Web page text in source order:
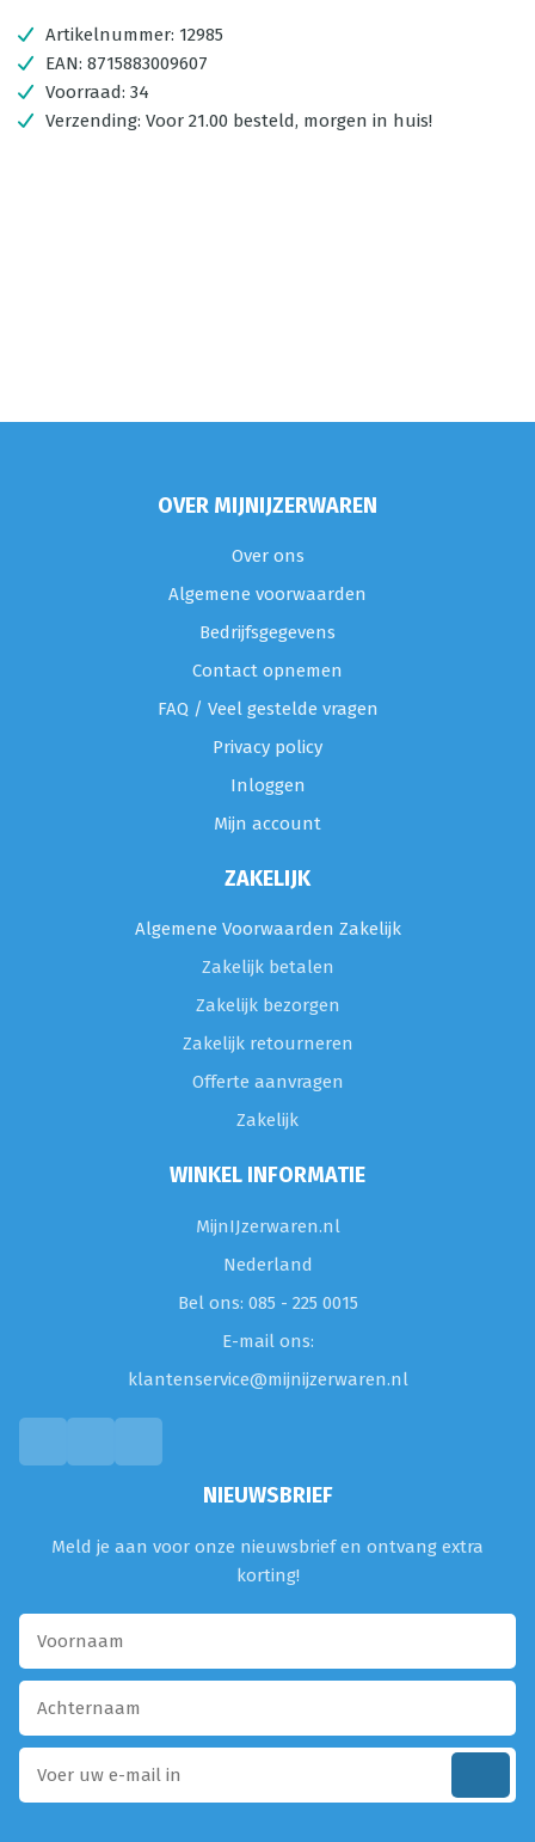
Artikelnummer: 12985
EAN: 8715883009607
Voorraad: 34
Verzending: Voor 21.00 besteld, morgen in huis!
OVER MIJNIJZERWAREN
Over ons
Algemene voorwaarden
Bedrijfsgegevens
Contact opnemen
FAQ / Veel gestelde vragen
Privacy policy
Inloggen
Mijn account
ZAKELIJK
Algemene Voorwaarden Zakelijk
Zakelijk betalen
Zakelijk bezorgen
Zakelijk retourneren
Offerte aanvragen
Zakelijk
WINKEL INFORMATIE
MijnIJzerwaren.nl
Nederland
Bel ons: 085 - 225 0015
E-mail ons:
klantenservice@mijnijzerwaren.nl
NIEUWSBRIEF
Meld je aan voor onze nieuwsbrief en ontvang extra
korting!